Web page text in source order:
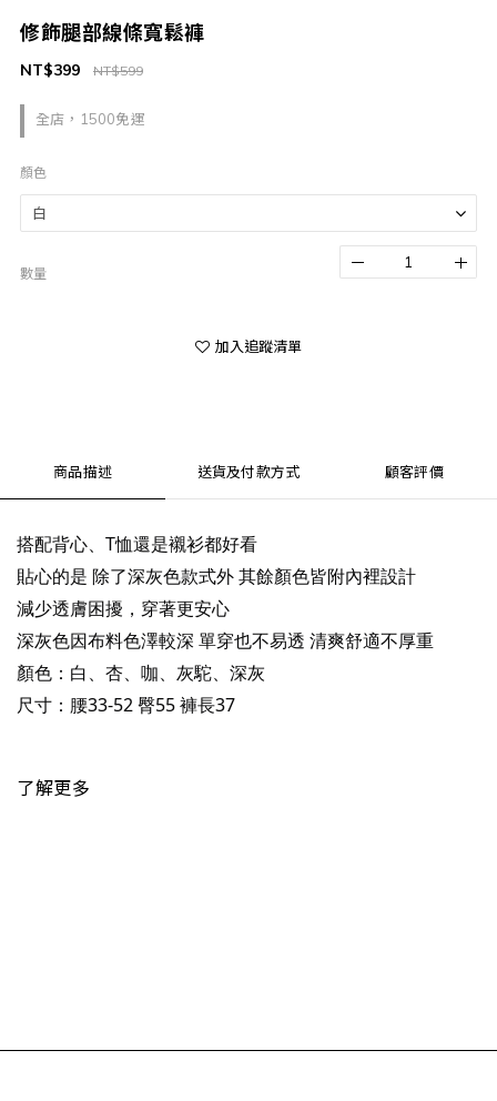
修飾腿部線條寬鬆褲
全店，1500免運
NT$599
NT$399
顏色
數量
加入追蹤清單
商品描述 送貨及付款方式 顧客評價
搭配背心、T恤還是襯衫都好看
貼心的是 除了深灰色款式外 其餘顏色皆附內裡設計
減少透膚困擾，穿著更安心
深灰色因布料色澤較深 單穿也不易透 清爽舒適不厚重
顏色：白、杏、咖、灰駝、深灰
尺寸：腰33-52 臀55 褲長37
了解更多